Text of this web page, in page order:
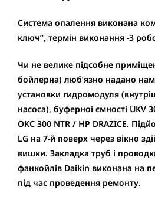
Система опалення виконана
ключ”, термін виконання -3
Чи не велике підсобне
бойлерна) люб’язно надано
установки гидромодуля
насоса), буферної ємності UKV
OKC 300 NTR / HP DRAZICE.
LG на 7-й поверх через вікно
вишки. Закладка труб і
фанкойлів Daikin виконана на
під час проведення ремонту.